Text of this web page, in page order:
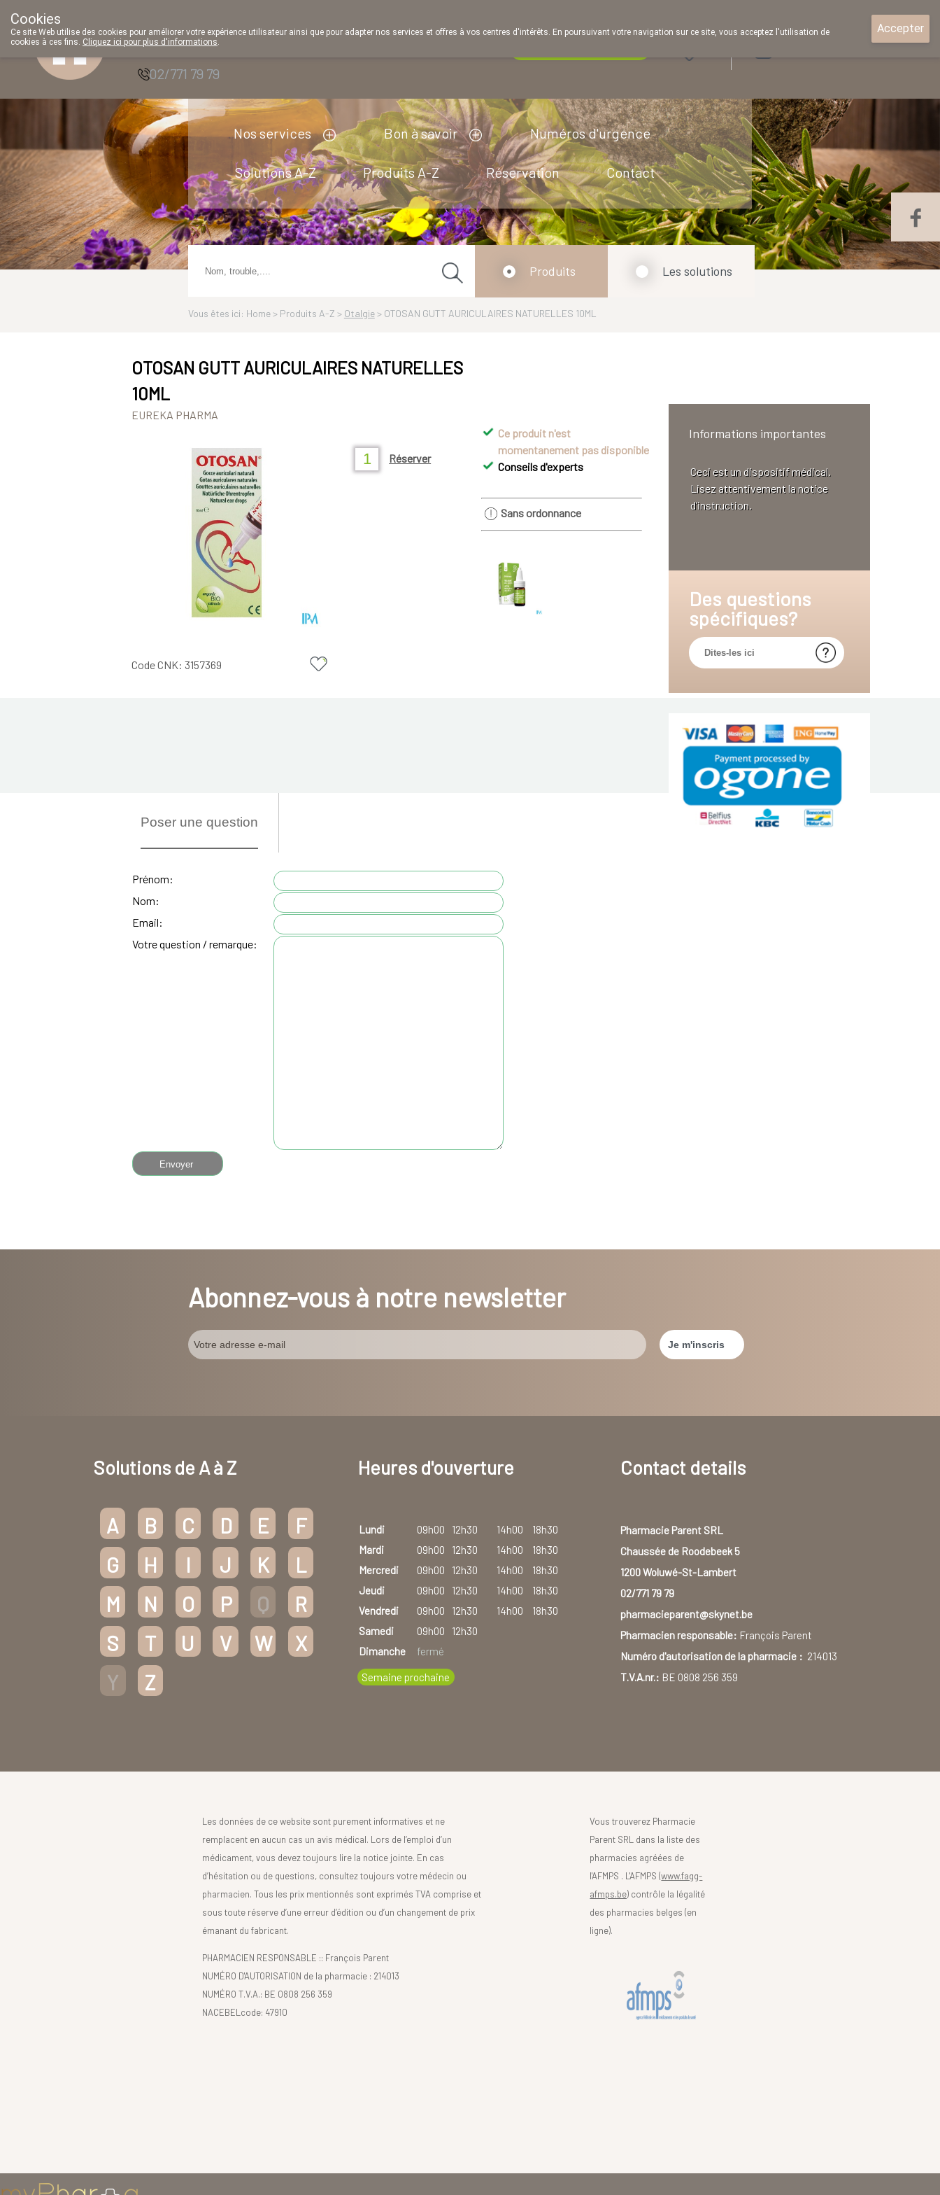
Pharmacie Parent
SRL
02/771 79 79
Nos services Bon à savoir Numéros d'urgence
Solutions A-Z Produits A-Z Réservation Contact
Vous êtes ici: Home > Produits A-Z > Otalgie> OTOSAN GUTT AURICULAIRES NATURELLES 10ML
Produits Les solutions
OTOSAN GUTT AURICULAIRES NATURELLES
10ML
EUREKA PHARMA
Réserver
Code CNK:3157369
Ce produit n'est
momentanement pas disponible
Conseils d'experts
Sans ordonnance
Informations importantes
Ceci est un dispositif médical.
Lisez attentivement la notice
d’instruction.
Des questions
spécifiques?
Poser une question
Prénom:
Nom:
Email:
Votre question / remarque:
Abonnez-vous à notre newsletter
Solutions de A à Z
A B C D E
F
G
H I J K
L
M
N O P Q
R
S
T U V W
X
Y
Z
Heures d'ouverture
Lundi 09h00 12h30 14h00
18h30
Mardi
09h00 12h30 14h00
18h30
Mercredi
09h00 12h30 14h00
18h30
Jeudi
09h00 12h30 14h00
18h30
Vendredi
09h00 12h30 14h00
18h30
Samedi
09h00
12h30
Dimanche
fermé
Semaine prochaine
Contact details
Pharmacie Parent SRL
Chaussée de Roodebeek 5
1200 Woluwé-St-Lambert
02/771 79 79
pharmacieparent@skynet.be
Pharmacien responsable: François Parent
Numéro d'autorisation de la pharmacie : 214013
T.V.A.nr.: BE 0808 256 359
Les données de ce website sont purement informatives et ne
remplacent en aucun cas un avis médical. Lors de l’emploi d’un
médicament, vous devez toujours lire la notice jointe. En cas
d’hésitation ou de questions, consultez toujours votre médecin ou
pharmacien. Tous les prix mentionnés sont exprimés TVA comprise et
sous toute réserve d’une erreur d’édition ou d’un changement de prix
émanant du fabricant.
PHARMACIEN RESPONSABLE :: François Parent
NUMÉRO D'AUTORISATION de la pharmacie : 214013
NUMÉRO T.V.A.: BE 0808 256 359
NACEBELcode: 47910
Vous trouverez Pharmacie
Parent SRL dans la liste des
pharmacies agréées de
l'AFMPS . L'AFMPS (www.fagg-
afmps.be) contrôle la légalité
des pharmacies belges (en
ligne).
Cookies
Ce site Web utilise des cookies pour améliorer votre expérience utilisateur ainsi que pour adapter nos services et offres à vos centres d'intérêts. En poursuivant votre navigation sur ce site, vous acceptez l'utilisation de
cookies à ces fins. Cliquez ici pour plus d'informations.
Accepter